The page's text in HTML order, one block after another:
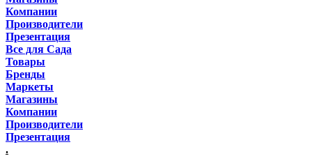
Компании
Производители
Презентация
Все для Сада
Товары
Бренды
Маркеты
Магазины
Компании
Производители
Презентация
.